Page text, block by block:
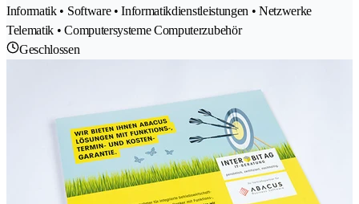
Informatik • Software • Informatikdienstleistungen • Netzwerke
Telematik • Computersysteme Computerzubehör
Geschlossen